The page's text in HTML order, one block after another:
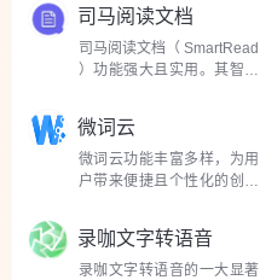
司马阅读文档
司马阅读文档（ SmartRead
）功能强大且实用。其智能
导入一篇篇幅较长的文档
后，它能迅速运用先进的自
然语言处理技术，对文档内
容进行深度分析，精准提...
微词云
微词云功能丰富多样，为用
户带来便捷且个性化的创作
源的导入，无论是从网页上
复制的大段文字，还是本地
存储的 TXT 文档、Excel 表
录咖文字转语音
录咖文字转语音的一大显著